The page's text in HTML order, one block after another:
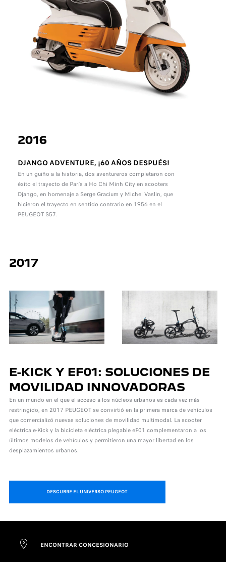
2016
DJANGO ADVENTURE, ¡60 AÑOS DESPUÉS!
En un guiño a la historia, dos aventureros completaron con
éxito el trayecto de París a Ho Chi Minh City en scooters
Django, en homenaje a Serge Gracium y Michel Vaslin, que
hicieron el trayecto en sentido contrario en 1956 en el
PEUGEOT S57.
2017
E-KICK Y EF01: SOLUCIONES DE
MOVILIDAD INNOVADORAS
En un mundo en el que el acceso a los núcleos urbanos es cada vez más
restringido, en 2017 PEUGEOT se convirtió en la primera marca de vehículos
que comercializó nuevas soluciones de movilidad multimodal. La scooter
eléctrica e-Kick y la bicicleta eléctrica plegable eF01 complementaron a los
últimos modelos de vehículos y permitieron una mayor libertad en los
desplazamientos urbanos.
DESCUBRE EL UNIVERSO PEUGEOT
ENCONTRAR CONCESIONARIO